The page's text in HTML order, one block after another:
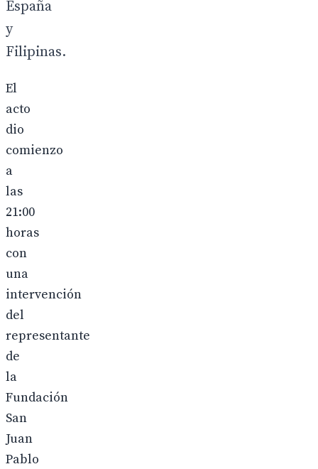
España
y
Filipinas.
El
acto
dio
comienzo
a
las
21:00
horas
con
una
intervención
del
representante
de
la
Fundación
San
Juan
Pablo